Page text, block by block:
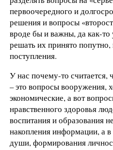
первоочередного и
решения и вопросы
вроде бы и важны, да как-
решать их принято
поступления.
У нас почему-то
– это вопросы вооружения,
экономические, а вот
нравственного здоровья
воспитания и образования
накопления информации, а
души, формирования